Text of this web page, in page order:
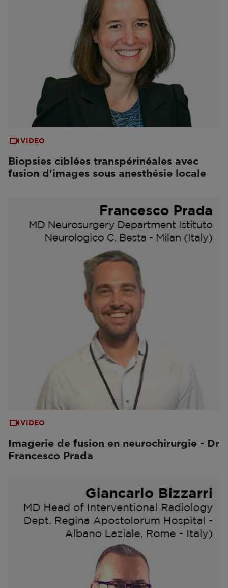
VIDEO
Biopsies ciblées transpérinéales avec
fusion d'images sous anesthésie locale
VIDEO
Imagerie de fusion en neurochirurgie - Dr
Francesco Prada